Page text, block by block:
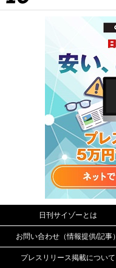
日刊サイゾーとは
お問い合わせ（情報提供/記事）
プレスリリース掲載について